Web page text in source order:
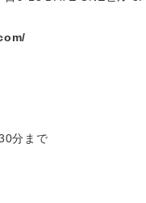
分まで